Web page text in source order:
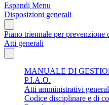
Espandi Menu
Disposizioni generali
Piano triennale per prevenzione
Atti generali
MANUALE DI
P.I.A.O.
Atti amministrativi
Codice disciplinare e di